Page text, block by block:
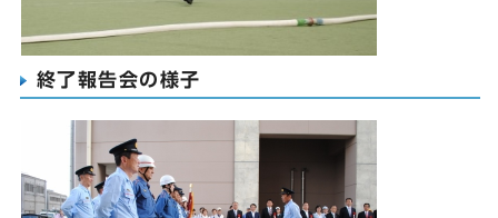
終了報告会の様子